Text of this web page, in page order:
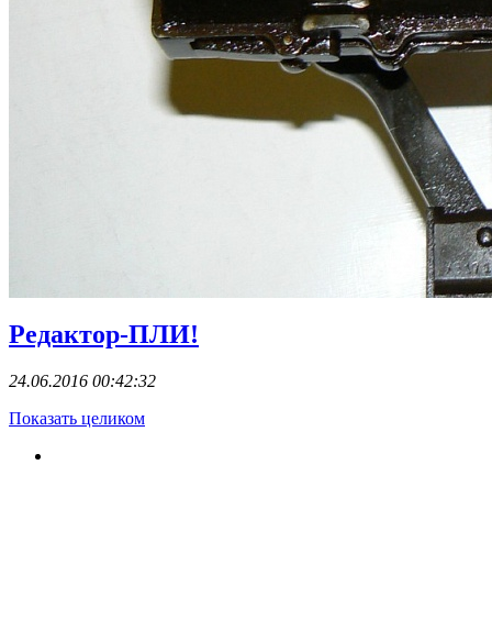
Редактор-ПЛИ!
24.06.2016 00:42:32
Показать целиком